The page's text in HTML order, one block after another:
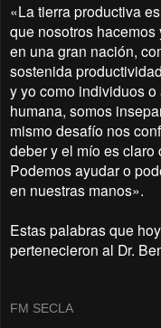
«La tierra productiva
que nosotros
en una gran nación,
sostenida
y yo como individuos
humana, somos
mismo desafío nos
deber y el mío es claro
Podemos ayudar o
en nuestras manos».
Estas palabras que
pertenecieron al Dr.
FM SECLA